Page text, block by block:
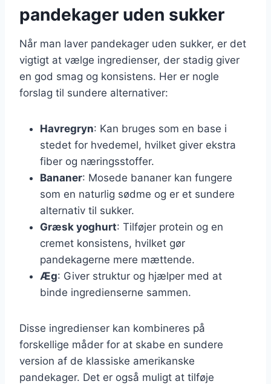
pandekager uden sukker
Når man laver pandekager uden sukker, er det
vigtigt at vælge ingredienser, der stadig giver
en god smag og konsistens. Her er nogle
forslag til sundere alternativer:
Havregryn: Kan bruges som en base i
stedet for hvedemel, hvilket giver ekstra
fiber og næringsstoffer.
Bananer: Mosede bananer kan fungere
som en naturlig sødme og er et sundere
alternativ til sukker.
Græsk yoghurt: Tilføjer protein og en
cremet konsistens, hvilket gør
pandekagerne mere mættende.
Æg: Giver struktur og hjælper med at
binde ingredienserne sammen.
Disse ingredienser kan kombineres på
forskellige måder for at skabe en sundere
version af de klassiske amerikanske
pandekager. Det er også muligt at tilføje